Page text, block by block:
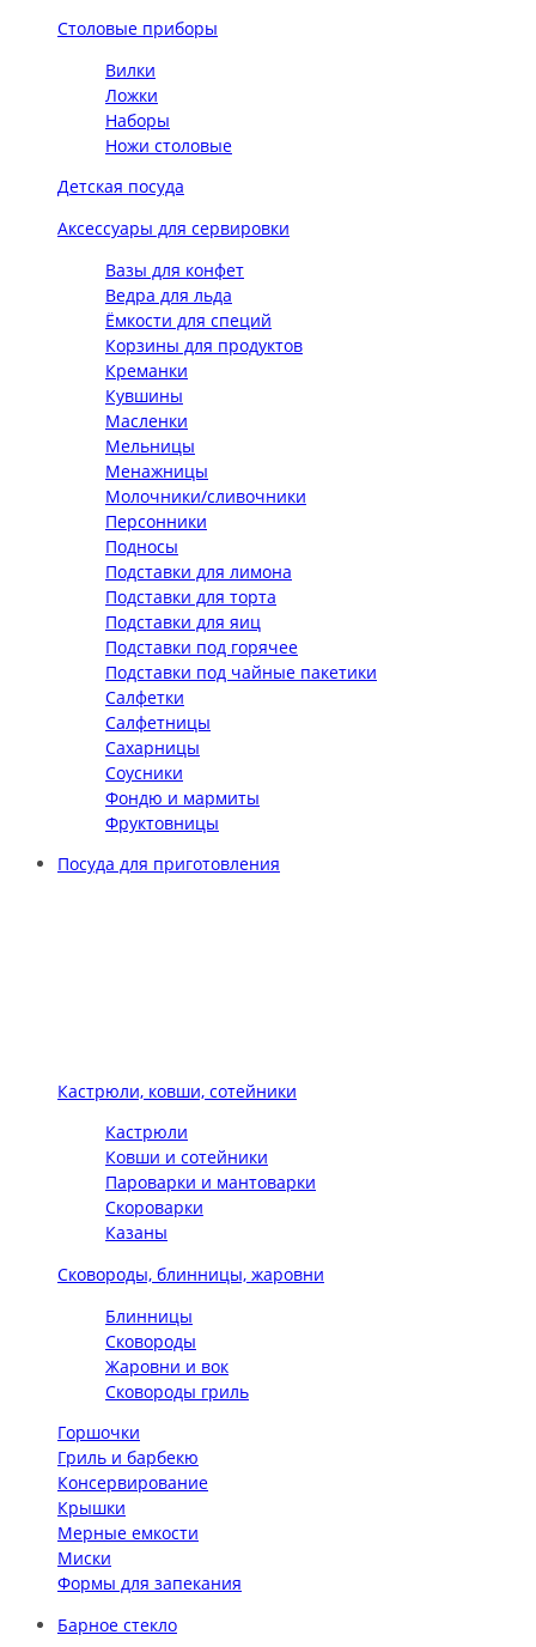
Столовые приборы
Вилки
Ложки
Наборы
Ножи столовые
Детская посуда
Аксессуары для сервировки
Вазы для конфет
Ведра для льда
Ёмкости для специй
Корзины для продуктов
Креманки
Кувшины
Масленки
Мельницы
Менажницы
Молочники/сливочники
Персонники
Подносы
Подставки для лимона
Подставки для торта
Подставки для яиц
Подставки под горячее
Подставки под чайные пакетики
Салфетки
Салфетницы
Сахарницы
Соусники
Фондю и мармиты
Фруктовницы
Посуда для приготовления
Кастрюли, ковши, сотейники
Кастрюли
Ковши и сотейники
Пароварки и мантоварки
Скороварки
Казаны
Сковороды, блинницы, жаровни
Блинницы
Сковороды
Жаровни и вок
Сковороды гриль
Горшочки
Гриль и барбекю
Консервирование
Крышки
Мерные емкости
Миски
Формы для запекания
Барное стекло